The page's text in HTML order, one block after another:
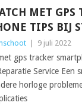
MET GPS
TIPS BIJ
9 juli 2022
gps tracker
Service Een
horloge